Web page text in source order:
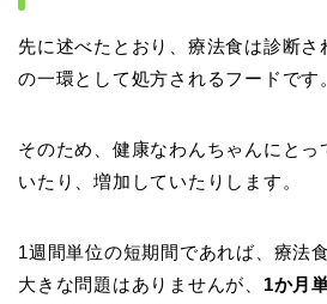
先に述べたとおり、療法食は診断さ
の一環として処方されるフードです
そのため、健康なわんちゃんにとっ
いたり、増加していたりします。
1週間単位の短期間であれば、療法
大きな問題はありませんが、 1か月